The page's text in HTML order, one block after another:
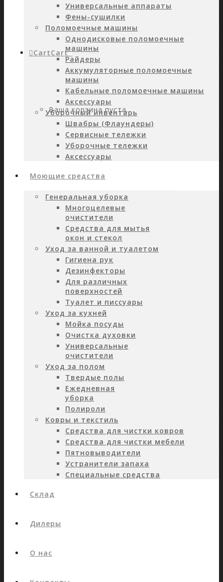
CartCart0
Ваша корзина пуста.
Универсальные аппараты
Фены-сушилки
Поломоечные машины
Однодисковые поломоечные
машины
Райдеры
Аккумуляторные поломоечные
машины
Кабельные поломоечные машины
Аксессуары
Уборочный инвентарь
Швабры (Флаундеры)
Сервисные тележки
Уборочные тележки
Аксессуары
Моющие средства
Генеральная уборка
Многоцелевые
очистители
Средства для мытья
окон и стекол
Уход за ванной и туалетом
Гигиена рук
Дезинфекторы
Для различных
поверхностей
Туалет и писсуары
Уход за кухней
Мойка посуды
Очистка духовки
Универсальные
очистители
Уход за полом
Твердые полы
Ежедневная
уборка
Полироли
Ковры и текстиль
Средства для чистки ковров
Средства для чистки мебели
Пятновыводители
Устранители запаха
Специальные средства
Склад
Дилеры
О нас